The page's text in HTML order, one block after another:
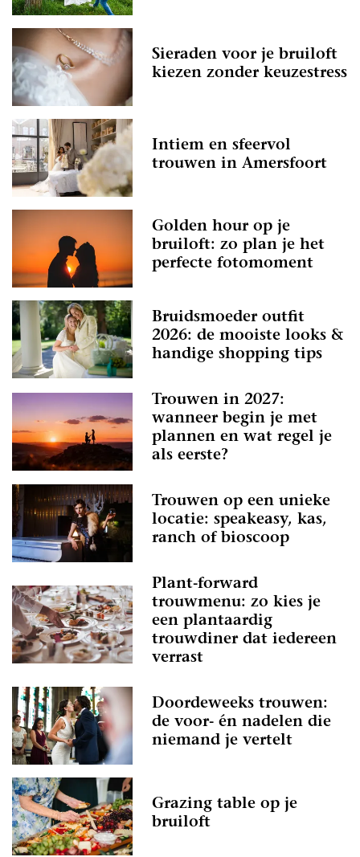
Sieraden voor je bruiloft
kiezen zonder keuzestress
Intiem en sfeervol
trouwen in Amersfoort
Golden hour op je
bruiloft: zo plan je het
perfecte fotomoment
Bruidsmoeder outfit
2026: de mooiste looks &
handige shopping tips
Trouwen in 2027:
wanneer begin je met
plannen en wat regel je
als eerste?
Trouwen op een unieke
locatie: speakeasy, kas,
ranch of bioscoop
Plant-forward
trouwmenu: zo kies je
een plantaardig
trouwdiner dat iedereen
verrast
Doordeweeks trouwen:
de voor- én nadelen die
niemand je vertelt
Grazing table op je
bruiloft